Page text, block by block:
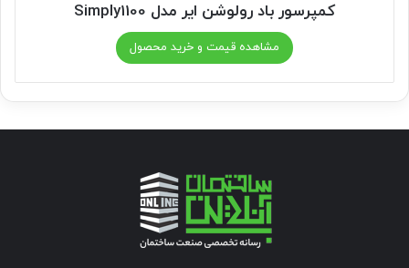
کمپرسور باد رولوشن ایر مدل Simply1100
مشاهده قیمت و خرید محصول